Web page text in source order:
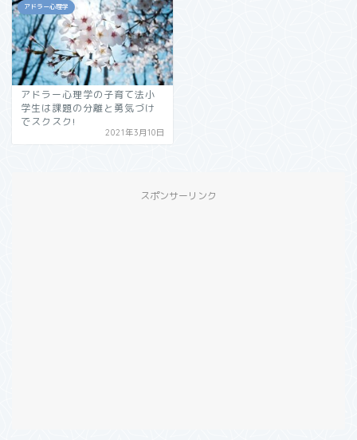
アドラー心理学
アドラー心理学の子育て法小
学生は課題の分離と勇気づけ
でスクスク!
2021年3月10日
スポンサーリンク